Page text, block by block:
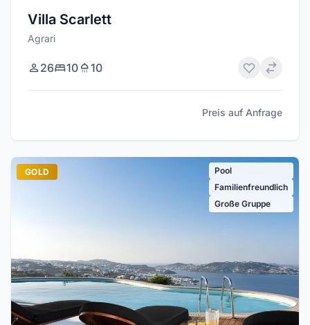
Villa Scarlett
Agrari
26 10 10
Preis auf Anfrage
GOLD
Pool
Familienfreundlich
Große Gruppe